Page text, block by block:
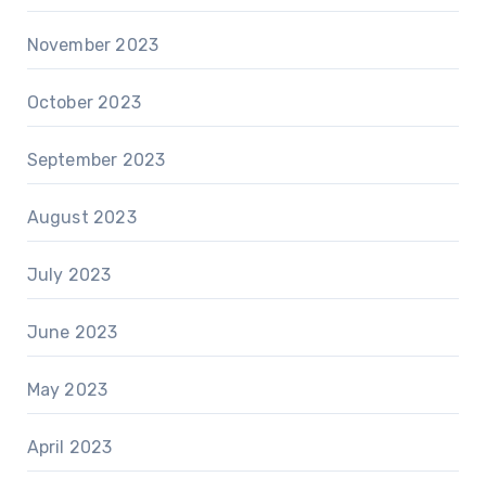
November 2023
October 2023
September 2023
August 2023
July 2023
June 2023
May 2023
April 2023